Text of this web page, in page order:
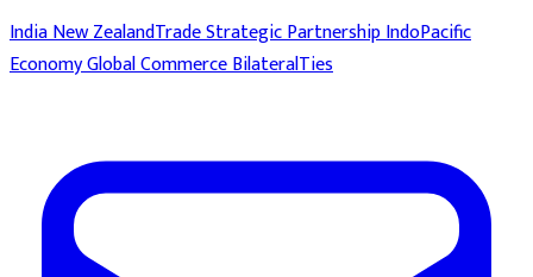
India New ZealandTradeStrategic PartnershipIndoPacific
EconomyGlobal CommerceBilateralTies